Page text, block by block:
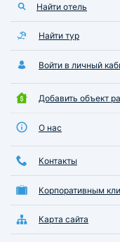
Найти отель
Найти тур
Войти в личный
Добавить объект
О нас
Контакты
Корпоративным
Карта сайта